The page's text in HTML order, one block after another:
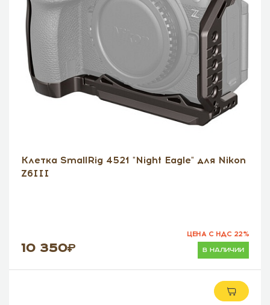
Клетка SmallRig 4521 "Night Eagle" для Nikon
Z6III
10 350 в наличии
ЦЕНА С НДС 22%